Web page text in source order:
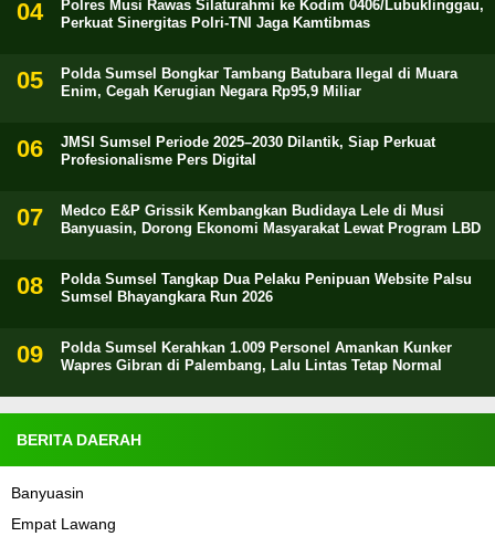
Polres Musi Rawas Silaturahmi ke Kodim 0406/Lubuklinggau,
Perkuat Sinergitas Polri-TNI Jaga Kamtibmas
Polda Sumsel Bongkar Tambang Batubara Ilegal di Muara
Enim, Cegah Kerugian Negara Rp95,9 Miliar
JMSI Sumsel Periode 2025–2030 Dilantik, Siap Perkuat
Profesionalisme Pers Digital
Medco E&P Grissik Kembangkan Budidaya Lele di Musi
Banyuasin, Dorong Ekonomi Masyarakat Lewat Program LBD
Polda Sumsel Tangkap Dua Pelaku Penipuan Website Palsu
Sumsel Bhayangkara Run 2026
Polda Sumsel Kerahkan 1.009 Personel Amankan Kunker
Wapres Gibran di Palembang, Lalu Lintas Tetap Normal
BERITA DAERAH
Banyuasin
Empat Lawang